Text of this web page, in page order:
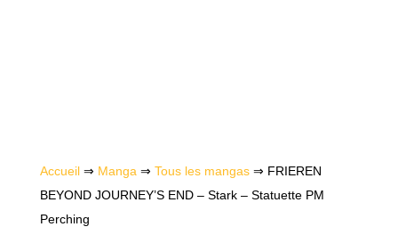
Accueil⇒ Manga ⇒ Tous les mangas⇒ FRIEREN
BEYOND JOURNEY’S END – Stark – Statuette PM
Perching